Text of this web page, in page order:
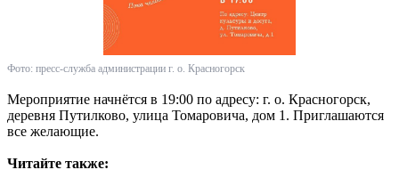
Фото: пресс-служба администрации г. о. Красногорск
Мероприятие начнётся в 19:00 по адресу: г. о. Красногорск,
деревня Путилково, улица Томаровича, дом 1. Приглашаются
все желающие.
Читайте также: